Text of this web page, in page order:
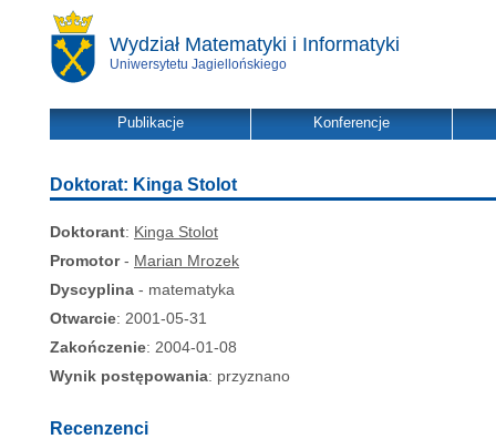
Wydział Matematyki i Informatyki
Uniwersytetu Jagiellońskiego
Publikacje Konferencje
Doktorat: Kinga Stolot
Doktorant: Kinga Stolot
Promotor- Marian Mrozek
Dyscyplina - matematyka
Otwarcie: 2001-05-31
Zakończenie: 2004-01-08
Wynik postępowania: przyznano
Recenzenci